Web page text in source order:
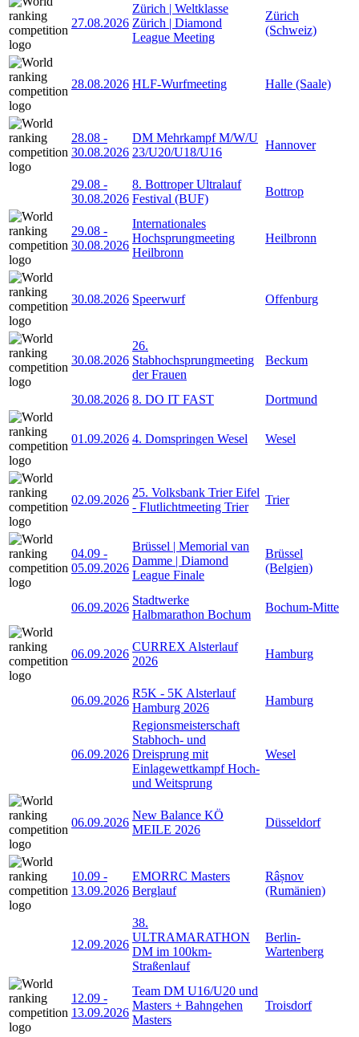
27.08.2026
Zürich | Weltklasse
Zürich | Diamond
League Meeting
Zürich
(Schweiz)
28.08.2026 HLF-Wurfmeeting Halle (Saale)
28.08 -
30.08.2026
DM Mehrkampf M/W/U
23/U20/U18/U16
Hannover
29.08 -
30.08.2026
8. Bottroper Ultralauf
Festival (BUF)
Bottrop
29.08 -
30.08.2026
Internationales
Hochsprungmeeting
Heilbronn
Heilbronn
30.08.2026 Speerwurf Offenburg
30.08.2026
26.
Stabhochsprungmeeting
der Frauen
Beckum
30.08.2026 8. DO IT FAST Dortmund
01.09.2026 4. Domspringen Wesel Wesel
02.09.2026
25. Volksbank Trier Eifel
- Flutlichtmeeting Trier
Trier
04.09 -
05.09.2026
Brüssel | Memorial van
Damme | Diamond
League Finale
Brüssel
(Belgien)
06.09.2026
Stadtwerke
Halbmarathon Bochum
Bochum-Mitte
06.09.2026
CURREX Alsterlauf
2026
Hamburg
06.09.2026
R5K - 5K Alsterlauf
Hamburg 2026
Hamburg
06.09.2026
Regionsmeisterschaft
Stabhoch- und
Dreisprung mit
Einlagewettkampf Hoch-
und Weitsprung
Wesel
06.09.2026
New Balance KÖ
MEILE 2026
Düsseldorf
10.09 -
13.09.2026
EMORRC Masters
Berglauf
Râșnov
(Rumänien)
12.09.2026
38.
ULTRAMARATHON
DM im 100km-
Straßenlauf
Berlin-
Wartenberg
12.09 -
13.09.2026
Team DM U16/U20 und
Masters + Bahngehen
Masters
Troisdorf